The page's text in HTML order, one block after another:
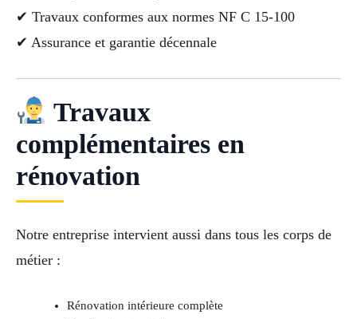
✔ Travaux conformes aux normes NF C 15-100
✔ Assurance et garantie décennale
Travaux
complémentaires en
rénovation
Notre entreprise intervient aussi dans tous les corps de
métier :
Rénovation intérieure complète